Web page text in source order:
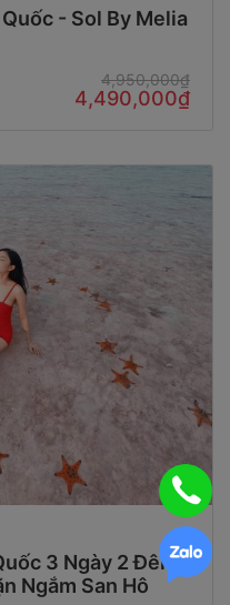
- Sol By Melia
4,950,000₫
4,490,000₫
3 Ngày 2 Đêm
Ngắm San Hô